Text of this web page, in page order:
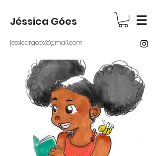
Jéssica Góes
jessicargoes@gmail.com